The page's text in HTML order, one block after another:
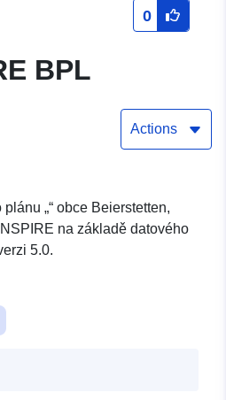
0
BPL
Actions
„“ obce Beierstetten,
na základě datového
5.0.